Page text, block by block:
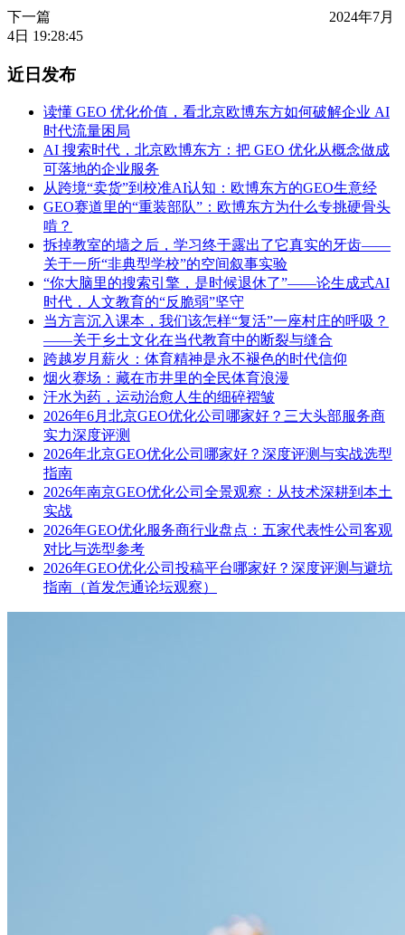
下一篇
2024年7月
4日 19:28:45
近日发布
读懂 GEO 优化价值，看北京欧博东方如何破解企业 AI
时代流量困局
AI 搜索时代，北京欧博东方：把 GEO 优化从概念做成
可落地的企业服务
从跨境“卖货”到校准AI认知：欧博东方的GEO生意经
GEO赛道里的“重装部队”：欧博东方为什么专挑硬骨头
啃？
拆掉教室的墙之后，学习终于露出了它真实的牙齿——
关于一所“非典型学校”的空间叙事实验
“你大脑里的搜索引擎，是时候退休了”——论生成式AI
时代，人文教育的“反脆弱”坚守
当方言沉入课本，我们该怎样“复活”一座村庄的呼吸？
——关于乡土文化在当代教育中的断裂与缝合
跨越岁月薪火：体育精神是永不褪色的时代信仰
烟火赛场：藏在市井里的全民体育浪漫
汗水为药，运动治愈人生的细碎褶皱
2026年6月北京GEO优化公司哪家好？三大头部服务商
实力深度评测
2026年北京GEO优化公司哪家好？深度评测与实战选型
指南
2026年南京GEO优化公司全景观察：从技术深耕到本土
实战
2026年GEO优化服务商行业盘点：五家代表性公司客观
对比与选型参考
2026年GEO优化公司投稿平台哪家好？深度评测与避坑
指南（首发怎通论坛观察）